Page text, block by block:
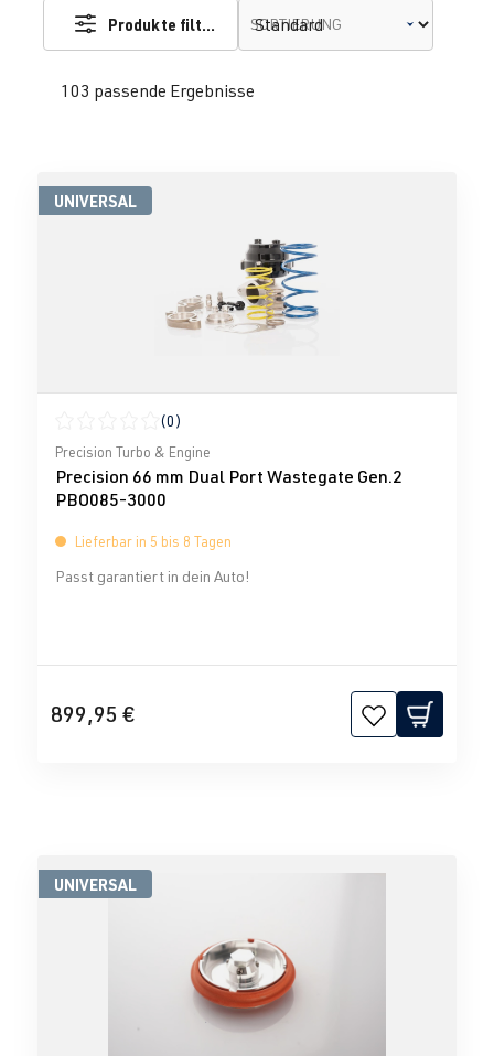
103 passende Ergebnisse
Produkte filtern SORTIERUNG
UNIVERSAL
Durchschnittliche Bewertung von 0 von 5 Sternen
(0)
Precision Turbo & Engine
Precision 66 mm Dual Port Wastegate Gen.2
PBO085-3000
Lieferbar in 5 bis 8 Tagen
Passt garantiert in dein Auto!
899,95 €
UNIVERSAL